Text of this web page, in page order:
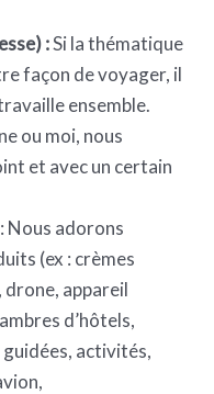
:Si la thématique
façon de voyager, il
ensemble.
ou moi, nous
et avec un certain
: Nous adorons
(ex : crèmes
appareil
d’hôtels,
activités,